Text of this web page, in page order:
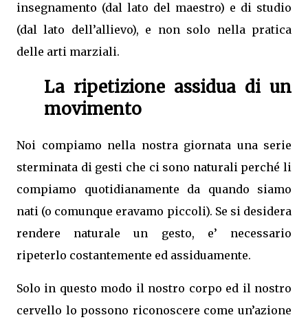
insegnamento (dal lato del maestro) e di studio
(dal lato dell’allievo), e non solo nella pratica
delle arti marziali.
La ripetizione assidua di un
movimento
Noi compiamo nella nostra giornata una serie
sterminata di gesti che ci sono naturali perché li
compiamo quotidianamente da quando siamo
nati (o comunque eravamo piccoli). Se si desidera
rendere naturale un gesto, e’ necessario
ripeterlo costantemente ed assiduamente.
Solo in questo modo il nostro corpo ed il nostro
cervello lo possono riconoscere come un’azione